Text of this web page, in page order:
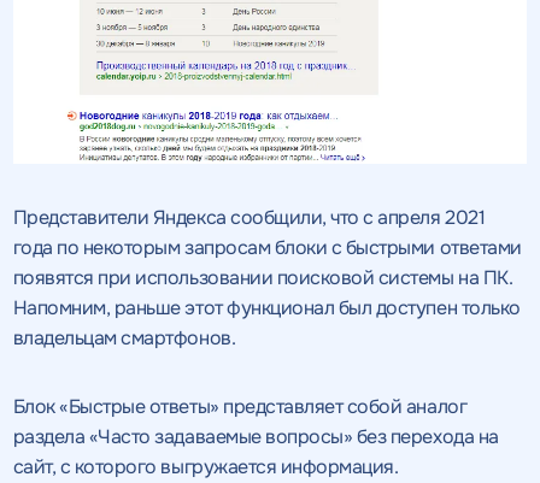
Представители Яндекса сообщили, что с апреля 2021
года по некоторым запросам блоки с быстрыми ответами
появятся при использовании поисковой системы на ПК.
Напомним, раньше этот функционал был доступен только
владельцам смартфонов.
Блок «Быстрые ответы» представляет собой аналог
раздела «Часто задаваемые вопросы» без перехода на
сайт, с которого выгружается информация.